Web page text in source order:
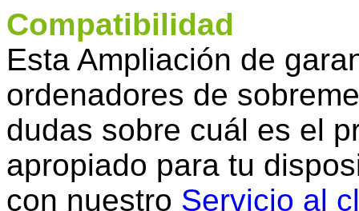
Compatibilidad
Esta Ampliación de
ordenadores de
dudas sobre cuál es el
apropiado para tu
con nuestro Servicio al